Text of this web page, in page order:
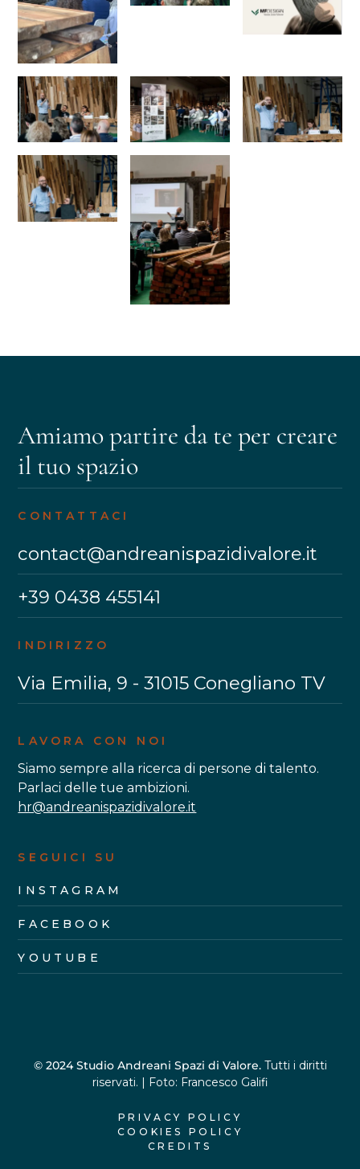
Amiamo partire da te per creare
il tuo spazio
CONTATTACI
contact@andreanispazidivalore.it
+39 0438 455141
INDIRIZZO
Via Emilia, 9 - 31015 Conegliano TV
SEGUICI SU
INSTAGRAM
FACEBOOK
YOUTUBE
LAVORA CON NOI
Siamo sempre alla ricerca di persone di talento.
Parlaci delle tue ambizioni.
hr@andreanispazidivalore.it
© 2024 Studio Andreani Spazi di Valore. Tutti i diritti
riservati. | Foto: Francesco Galifi
PRIVACY POLICY
COOKIES POLICY
CREDITS